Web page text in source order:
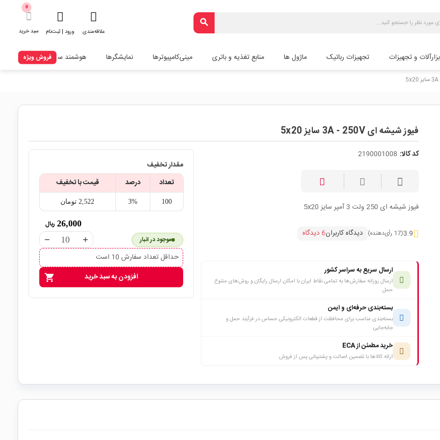
search
علاقه‌مندی ورود | ثبت‌نام
0
سبد خرید
و تجهیزات تجهیزات رباتیک ماژول ها منابع تغذیه و باتری مینی‌کامپیوترها نمایشگرها هوشمند سازیفروش ویژه
فیوز شیشه ای 3A - 250V سایز 5x20
کد کالا: 2190001008
فیوز شیشه ای 250 ولت 3 آمپر سایز 5x20
3.9(17 رأی‌دهنده) دیدگاه کاربران6 دیدگاه
ارسال سریع به سراسر کشور
ارسال روزانه سفارش‌ها به تمامی نقاط ایران با امکان ارسال رایگان و روش‌های متنوع
حمل
بسته‌بندی حرفه‌ای و ایمن
بسته‌بندی مناسب برای محافظت از قطعات الکترونیکی حساس در فرآیند حمل و
جابه‌جایی
خرید مطمئن از ECA
ارائه کالاها با تضمین اصالت و پشتیبانی پس از فروش
مقدار تخفیف
تعداد
درصد قیمت با تخفیف
100
3% 2,522‎ تومان
26,000 ریال
remove add موجود در انبار
حداقل تعداد سفارش 10 است
shopping_cart افزودن به سبد خرید